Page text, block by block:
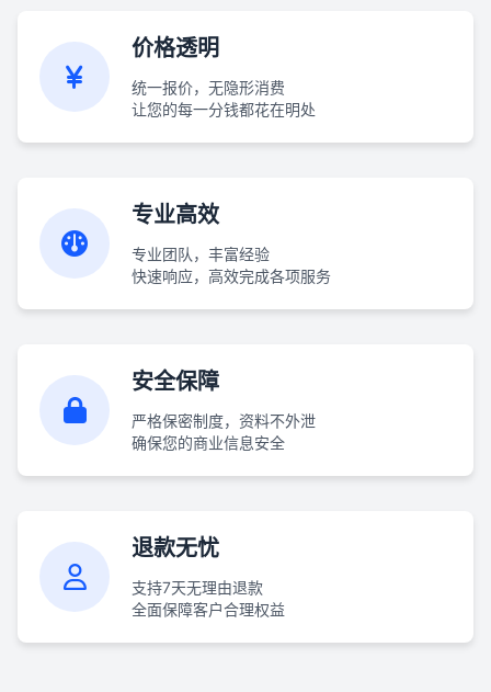
价格透明
统一报价，无隐形消费
让您的每一分钱都花在明处
专业高效
专业团队，丰富经验
快速响应，高效完成各项服务
安全保障
严格保密制度，资料不外泄
确保您的商业信息安全
退款无忧
支持7天无理由退款
全面保障客户合理权益